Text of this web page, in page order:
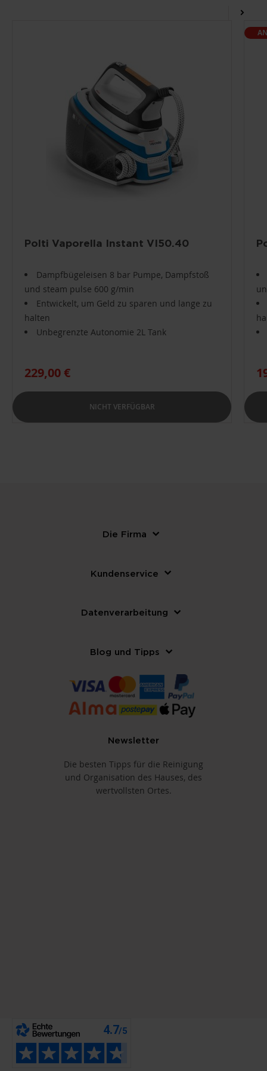
Polti Vaporella Instant VI50.40
Dampfbügeleisen 8 bar Pumpe, Dampfstoß
und steam pulse 600 g/min
Entwickelt, um Geld zu sparen und lange zu
halten
Unbegrenzte Autonomie 2L Tank
229,00 €
NICHT VERFÜGBAR
Die Firma
Kundenservice
Datenverarbeitung
Blog und Tipps
Newsletter
Die besten Tipps für die Reinigung
und Organisation des Hauses, des
wertvollsten Ortes.